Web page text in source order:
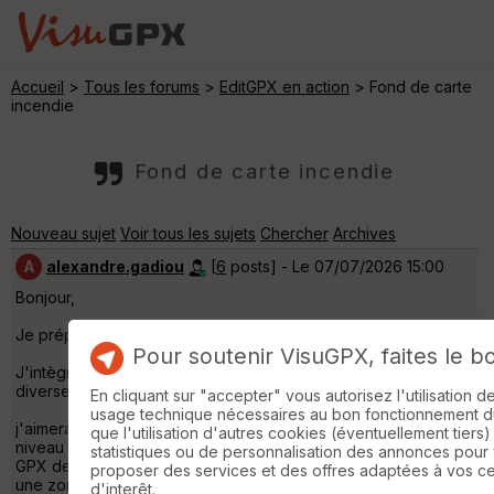
Accueil > Tous les forums > EditGPX en action > Fond de carte
incendie
Fond de carte incendie
Nouveau sujet Voir tous les sujets Chercher Archives
A
alexandre.gadiou [6 posts] - Le 07/07/2026 15:00
Bonjour,
Je prépare actuellement des traces off-road moto.
J'intègre au maximum le cadre légal et interdiction locale
diverses pour la création des GPX.
j'aimerai savoir s'il est possible d'intégrer un calque avec le
niveau d'alerte incendie? Cela permettrait en éditant son tracé
GPX de se rendre compte automatique si nous allons traverser
une zone avec restriction pour les véhicules à moteur.
Pour soutenir VisuGPX, faites le
En cliquant sur "accepter" vous autorisez l'utilisation
usage technique nécessaires au bon fonctionnement
que l'utilisation d'autres cookies (éventuellement
statistiques ou de personnalisation des annonces pour
proposer des services et des offres adaptées à vos
d'interêt.